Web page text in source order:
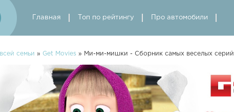
Главная Топ по рейтингу Про автомобили
семьи » Get Movies » Ми-ми-мишки - Сборник самых веселых серий